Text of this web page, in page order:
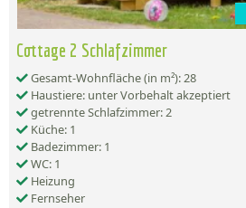
Cottage 2 Schlafzimmer
Gesamt-Wohnfläche (in m²): 28
Haustiere: unter Vorbehalt akzeptiert
getrennte Schlafzimmer: 2
Küche: 1
Badezimmer: 1
WC: 1
Heizung
Fernseher